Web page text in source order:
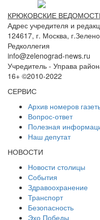
КРЮКОВСКИЕ
Адрес учредителя и
124617, г. Москва,
Редколлегия
info@zelenograd-news.ru
Учредитель - Управа
16+ ©2010-2022
СЕРВИС
Архив номеров
Вопрос-ответ
Полезная
Наш депутат
НОВОСТИ
Новости столицы
События
Здравоохранение
Транспорт
Безопасность
Эхо Победы